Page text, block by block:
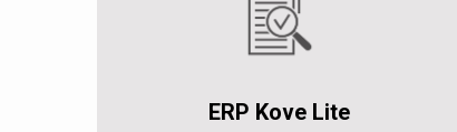
ERP Kove Lite